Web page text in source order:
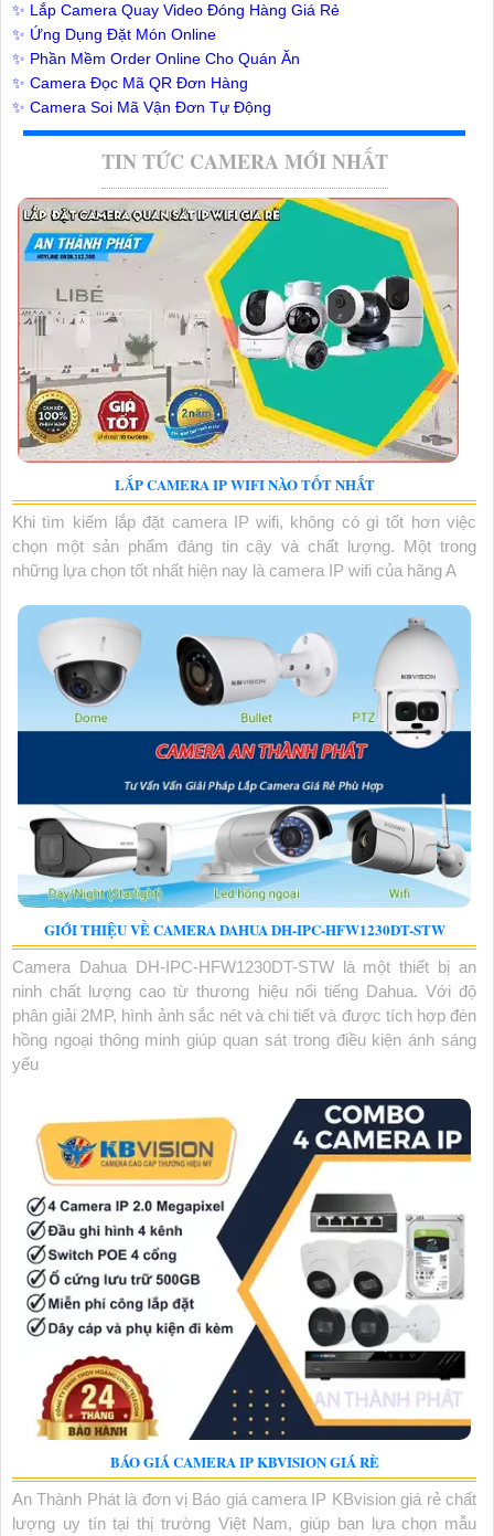
✨ Lắp Camera Quay Video Đóng Hàng Giá Rẻ
✨ Ứng Dụng Đặt Món Online
✨ Phần Mềm Order Online Cho Quán Ăn
✨ Camera Đọc Mã QR Đơn Hàng
✨ Camera Soi Mã Vận Đơn Tự Động
TIN TỨC CAMERA MỚI NHẤT
LẮP CAMERA IP WIFI NÀO TỐT NHẤT
Khi tìm kiếm lắp đặt camera IP wifi, không có gì tốt hơn việc
chọn một sản phẩm đáng tin cậy và chất lượng. Một trong
những lựa chọn tốt nhất hiện nay là camera IP wifi của hãng A
GIỚI THIỆU VỀ CAMERA DAHUA DH-IPC-HFW1230DT-STW
Camera Dahua DH-IPC-HFW1230DT-STW là một thiết bị an
ninh chất lượng cao từ thương hiệu nổi tiếng Dahua. Với độ
phân giải 2MP, hình ảnh sắc nét và chi tiết và được tích hợp đèn
hồng ngoại thông minh giúp quan sát trong điều kiện ánh sáng
yếu
BÁO GIÁ CAMERA IP KBVISION GIÁ RÈ
An Thành Phát là đơn vị Báo giá camera IP KBvision giá rẻ chất
lượng uy tín tại thị trường Việt Nam, giúp bạn lựa chọn mẫu